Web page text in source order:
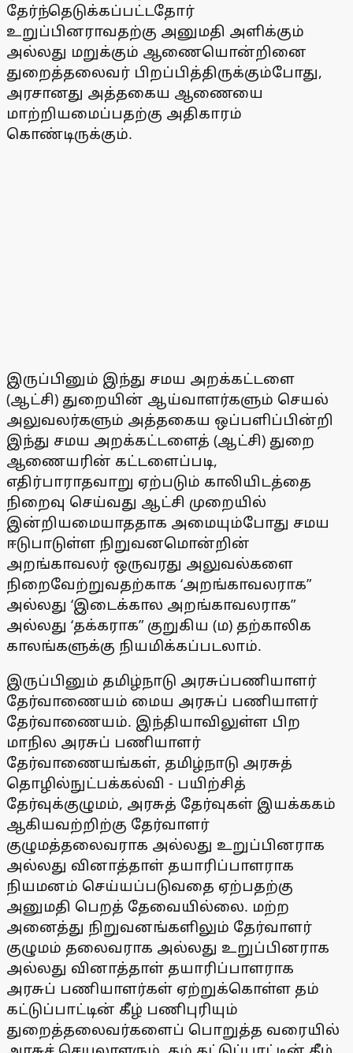
தேர்ந்தெடுக்கப்பட்டதோர்
உறுப்பினராவதற்கு அனுமதி அளிக்கும்
அல்லது மறுக்கும் ஆணையொன்றினை
துறைத்தலைவர் பிறப்பித்திருக்கும்போது,
அரசானது அத்தகைய ஆணையை
மாற்றியமைப்பதற்கு அதிகாரம்
கொண்டிருக்கும்.
இருப்பினும் இந்து சமய அறக்கட்டளை
(ஆட்சி) துறையின் ஆய்வாளர்களும் செயல்
அலுவலர்களும் அத்தகைய ஒப்பளிப்பின்றி
இந்து சமய அறக்கட்டளைத் (ஆட்சி) துறை
ஆணையரின் கட்டளைப்படி,
எதிர்பாராதவாறு ஏற்படும் காலியிடத்தை
நிறைவு செய்வது ஆட்சி முறையில்
இன்றியமையாததாக அமையும்போது சமய
ஈடுபாடுள்ள நிறுவனமொன்றின்
அறங்காவலர் ஒருவரது அலுவல்களை
நிறைவேற்றுவதற்காக ‘அறங்காவலராக”
அல்லது ‘இடைக்கால அறங்காவலராக”
அல்லது ‘தக்கராக” குறுகிய (ம) தற்காலிக
காலங்களுக்கு நியமிக்கப்படலாம்.
இருப்பினும் தமிழ்நாடு அரசுப்பணியாளர்
தேர்வாணையம் மைய அரசுப் பணியாளர்
தேர்வாணையம். இந்தியாவிலுள்ள பிற
மாநில அரசுப் பணியாளர்
தேர்வாணையங்கள், தமிழ்நாடு அரசுத்
தொழில்நுட்பக்கல்வி - பயிற்சித்
தேர்வுக்குழுமம், அரசுத் தேர்வுகள் இயக்ககம்
ஆகியவற்றிற்கு தேர்வாளர்
குழுமத்தலைவராக அல்லது உறுப்பினராக
அல்லது வினாத்தாள் தயாரிப்பாளராக
நியமனம் செய்யப்படுவதை ஏற்பதற்கு
அனுமதி பெறத் தேவையில்லை. மற்ற
அனைத்து நிறுவனங்களிலும் தேர்வாளர்
குழுமம் தலைவராக அல்லது உறுப்பினராக
அல்லது வினாத்தாள் தயாரிப்பாளராக
அரசுப் பணியாளர்கள் ஏற்றுக்கொள்ள தம்
கட்டுப்பாட்டின் கீழ் பணிபுரியும்
துறைத்தலைவர்களைப் பொறுத்த வரையில்